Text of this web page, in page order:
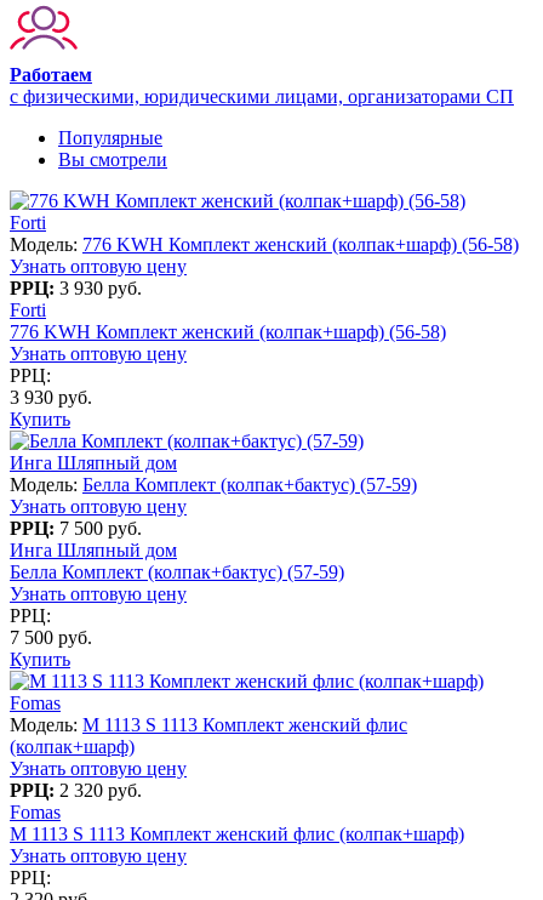
Работаем
с физическими, юридическими лицами, организаторами СП
Популярные
Вы смотрели
Forti
Модель: 776 KWH Комплект женский (колпак+шарф) (56-58)
Узнать оптовую цену
РРЦ: 3 930 руб.
Forti
776 KWH Комплект женский (колпак+шарф) (56-58)
Узнать оптовую цену
РРЦ:
3 930 руб.
Купить
Инга Шляпный дом
Модель: Белла Комплект (колпак+бактус) (57-59)
Узнать оптовую цену
РРЦ: 7 500 руб.
Инга Шляпный дом
Белла Комплект (колпак+бактус) (57-59)
Узнать оптовую цену
РРЦ:
7 500 руб.
Купить
Fomas
Модель: M 1113 S 1113 Комплект женский флис
(колпак+шарф)
Узнать оптовую цену
РРЦ: 2 320 руб.
Fomas
M 1113 S 1113 Комплект женский флис (колпак+шарф)
Узнать оптовую цену
РРЦ: